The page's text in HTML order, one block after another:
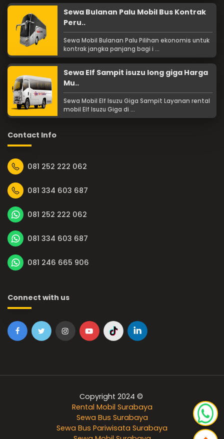
Sewa Bulanan Palu Mobil Bus Kontrak
Peru..
Sewa Mobil Bulanan Palu Pilihan ekonomis untuk
kontrak jangka panjang bagi i ...
Sewa Elf Sampit isuzu long giga Harga
Mu..
Sewa Mobil Elf Isuzu Giga Sampit Layanan rental
mobil Elf Isuzu Giga di ...
Contact Info
081 252 222 062
081 334 603 687
081 252 222 062
081 334 603 687
081 246 665 906
Connect with us
Copyright 2024 ©
Rental Mobil Surabaya
Sewa Bus Surabaya
Sewa Bus Pariwisata Surabaya